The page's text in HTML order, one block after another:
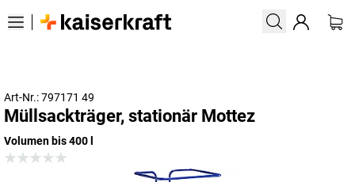
Art-Nr.: 797171 49
Müllsackträger, stationär Mottez
Volumen bis 400 l